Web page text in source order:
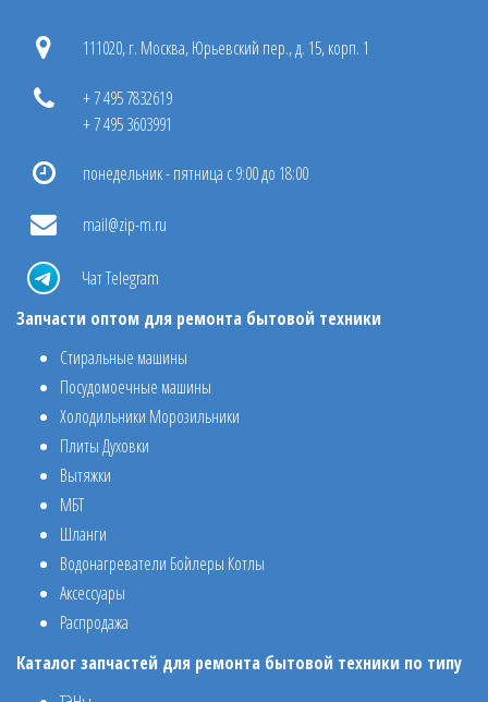
111020, г. Москва, Юрьевский пер., д. 15, корп. 1
+ 7 495 7832619
+ 7 495 3603991
понедельник - пятница с 9:00 до 18:00
mail@zip-m.ru
Чат Telegram
Запчасти оптом для ремонта бытовой техники
Стиральные машины
Посудомоечные машины
Холодильники Морозильники
Плиты Духовки
Вытяжки
МБТ
Шланги
Водонагреватели Бойлеры Котлы
Аксессуары
Распродажа
Каталог запчастей для ремонта бытовой техники по типу